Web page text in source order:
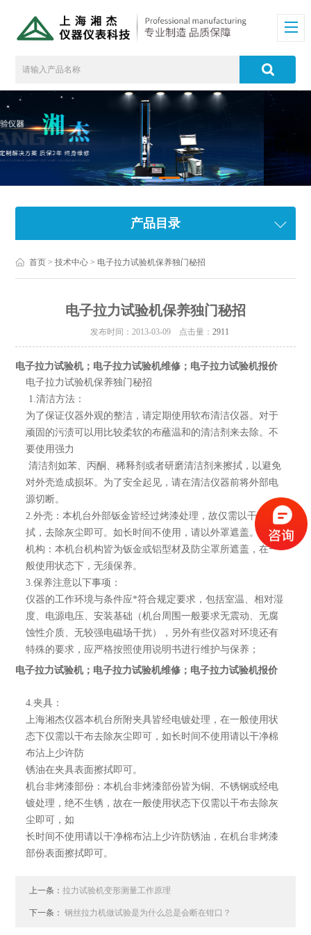
产品目录
首页 >技术中心 > 电子拉力试验机保养独门秘招
电子拉力试验机保养独门秘招
发布时间：2013-03-09 点击量： 2911
电子拉力试验机；电子拉力试验机维修；电子拉力试验机报价
电子拉力试验机保养独门秘招
1.清洁方法：
为了保证仪器外观的整洁，请定期使用软布清洁仪器。对于
顽固的污渍可以用比较柔软的布蘸温和的清洁剂来去除。不
要使用强力
清洁剂如苯、丙酮、稀释剂或者研磨清洁剂来擦拭，以避免
对外壳造成损坏。为了安全起见，请在清洁仪器前将外部电
源切断。
2.外壳：本机台外部钣金皆经过烤漆处理，故仅需以干布擦
拭，去除灰尘即可。如长时间不使用，请以外罩遮盖。
机构：本机台机构皆为钣金或铝型材及防尘罩所遮盖，在一
般使用状态下，无须保养。
3.保养注意以下事项：
仪器的工作环境与条件应*符合规定要求，包括室温、相对湿
度、电源电压、安装基础（机台周围一般要求无震动、无腐
蚀性介质、无较强电磁场干扰），另外有些仪器对环境还有
特殊的要求，应严格按照使用说明书进行维护与保养；
电子拉力试验机；电子拉力试验机维修；电子拉力试验机报价
4.夹具：
上海湘杰仪器本机台所附夹具皆经电镀处理，在一般使用状
态下仅需以干布去除灰尘即可，如长时间不使用请以干净棉
布沾上少许防
锈油在夹具表面擦拭即可。
机台非烤漆部份：本机台非烤漆部份皆为铜、不锈钢或经电
镀处理，绝不生锈，故在一般使用状态下仅需以干布去除灰
尘即可，如
长时间不使用请以干净棉布沾上少许防锈油，在机台非烤漆
部份表面擦拭即可。
上一条：拉力试验机变形测量工作原理
下一条：钢丝拉力机做试验是为什么总是会断在钳口？